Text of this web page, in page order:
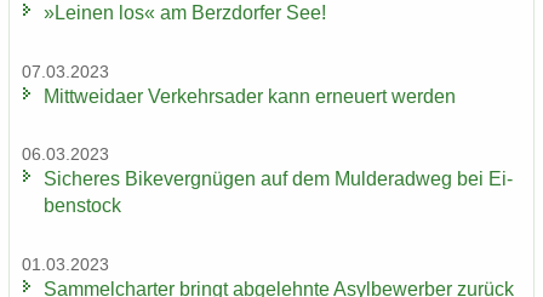
»Lei­nen los« am Berz­dor­fer See!
07.03.2023
Mitt­wei­da­er Ver­kehrs­ader kann er­neu­ert wer­den
06.03.2023
Si­che­res Bi­ke­ver­gnü­gen auf dem Mul­derad­weg bei Ei­
ben­stock
01.03.2023
Sam­mel­char­ter bringt ab­ge­lehn­te Asyl­be­wer­ber zu­rück